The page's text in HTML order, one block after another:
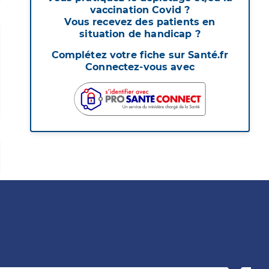
vaccination Covid ?
Vous recevez des patients en
situation de handicap ?
Complétez votre fiche sur Santé.fr
Connectez-vous avec